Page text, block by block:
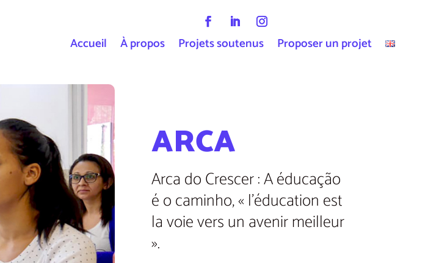
Accueil À propos Projets soutenus Proposer un projet
ARCA
Arca do Crescer : A éducação
é o caminho, « l’éducation est
la voie vers un avenir meilleur
».